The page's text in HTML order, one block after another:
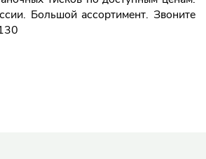
Большой ассортимент. Звоните